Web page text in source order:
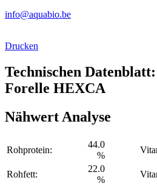
info@aquabio.be
Drucken
Technischen Datenblatt:
Forelle HEXCA
Nähwert Analyse
Rohprotein:
44.0
%
Rohfett:
22.0
%